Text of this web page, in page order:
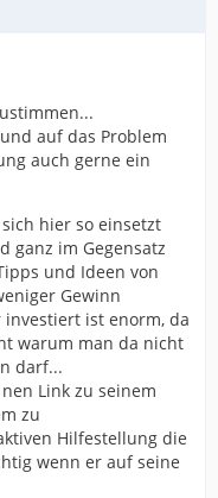
auf das Problem
auch gerne ein
hier so einsetzt
ganz im Gegensatz
und Ideen von
Gewinn
ist enorm, da
warum man da nicht
darf...
Link zu seinem
zu
Hilfestellung die
wenn er auf seine